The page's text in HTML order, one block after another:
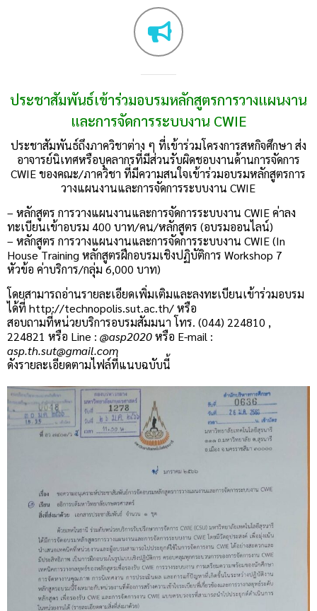
ประชาสัมพันธ์เข้าร่วมอบรมหลักสูตรการวางแผนงาน
และการจัดการระบบงาน CWIE
ประชาสัมพันธ์ถึงภาควิชาต่าง ๆ ที่เข้าร่วมโครงการสหกิจศึกษา ส่ง
อาจารย์นิเทศหรือบุคลากรที่มีส่วนรับผิดชอบงานด้านการจัดการ
CWIE ของคณะ/ภาควิชา ที่มีความสนใจเข้าร่วมอบรมหลักสูตรการ
วางแผนงานและการจัดการระบบงาน CWIE
– หลักสูตร การวางแผนงานและการจัดการระบบงาน CWIE ค่าลง
ทะเบียนเข้าอบรม 400 บาท/คน/หลักสูตร (อบรมออนไลน์)
– หลักสูตร การวางแผนงานและการจัดการระบบงาน CWIE (In
House Training หลักสูตรฝึกอบรมเชิงปฏิบัติการ Workshop 7
หัวข้อ ค่าบริการ/กลุ่ม 6,000 บาท)
โดยสามารถอ่านรายละเอียดเพิ่มเติมและลงทะเบียนเข้าร่วมอบรม
ได้ที่ http://technopolis.sut.ac.th/ หรือ
สอบถามที่หน่วยบริการอบรมสัมมนา โทร. (044) 224810 ,
224821 หรือ Line : @asp2020หรือ E-mail :
asp.th.sut@gmail.com
ดังรายละเอียดตามไฟล์ที่แนบฉบับนี้